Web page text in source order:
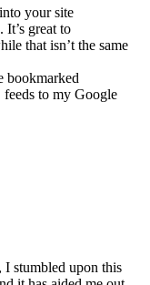
your site
great to
that isn’t the same
bookmarked
to my Google
I stumbled upon this